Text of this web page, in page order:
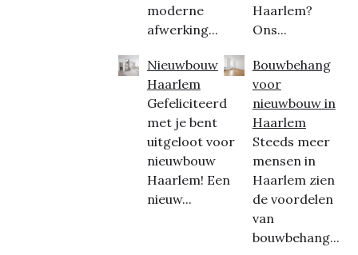
moderne
afwerking...
Nieuwbouw
Haarlem
Gefeliciteerd
met je bent
uitgeloot voor
nieuwbouw
Haarlem! Een
nieuw...
Haarlem?
Ons...
Bouwbehang
voor
nieuwbouw in
Haarlem
Steeds meer
mensen in
Haarlem zien
de voordelen
van
bouwbehang...